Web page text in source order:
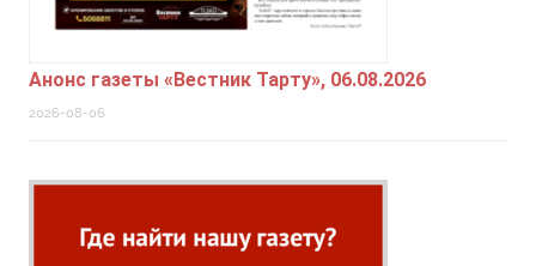
Анонс газеты «Вестник Тарту», 06.08.2026
2026-08-06